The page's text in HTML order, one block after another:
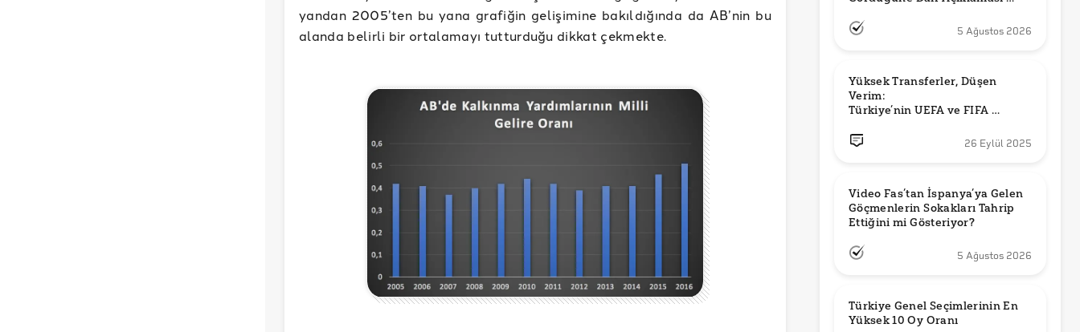
yandan 2005’ten bu yana grafiğin gelişimine bakıldığında da AB’nin bu
alanda belirli bir ortalamayı tutturduğu dikkat çekmekte.
5 Ağustos 2026
Yüksek Transferler, Düşen
Verim:
Türkiye’nin UEFA ve FIFA
26 Eylül 2025
Video Fas’tan İspanya’ya Gelen
Göçmenlerin Sokakları Tahrip
Ettiğini mi Gösteriyor?
5 Ağustos 2026
Türkiye Genel Seçimlerinin En
Yüksek 10 Oy Oranı